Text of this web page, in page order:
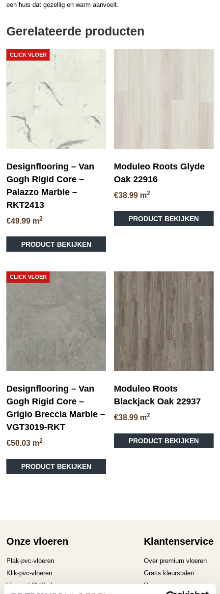
een huis dat gezellig en warm aanvoelt.
Gerelateerde producten
CLICK VLOER
Designflooring – Van
Gogh Rigid Core –
Palazzo Marble –
RKT2413
€49.99 m2
PRODUCT BEKIJKEN
Moduleo Roots Glyde
Oak 22916
€38.99 m2
PRODUCT BEKIJKEN
CLICK VLOER
Designflooring – Van
Gogh Rigid Core –
Grigio Breccia Marble –
VGT3019-RKT
€50.03 m2
PRODUCT BEKIJKEN
Moduleo Roots
Blackjack Oak 22937
€38.99 m2
PRODUCT BEKIJKEN
de
Onze vloeren
Plak-pvc-vloeren
Klik-pvc-vloeren
Visgraat PVC vloeren
Klantenservice
Over premium vloeren
Gratis kleurstalen
Reviews